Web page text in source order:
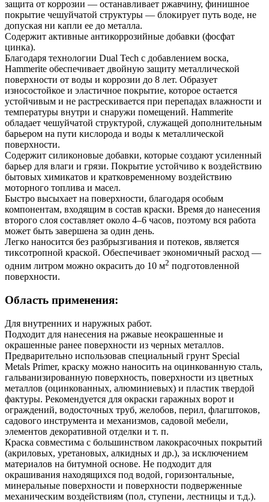
белая
защита от коррозии — останавливает ржавчину, финишное
покрытие чешуйчатой структуры — блокирует путь воде, не
допуская ни капли ее до металла.
Содержит активные антикоррозийные добавки (фосфат
цинка).
Благодаря технологии Dual Tech c добавлением воска,
Hammerite обеспечивает двойную защиту металлической
поверхности от воды и коррозии до 8 лет. Образует
износостойкое и эластичное покрытие, которое остается
устойчивым и не растрескивается при перепадах влажности и
температуры внутри и снаружи помещений. Hammerite
обладает чешуйчатой структурой, служащей дополнительным
барьером на пути кислорода и воды к металлической
поверхности.
Содержит силиконовые добавки, которые создают усиленный
барьер для влаги и грязи. Покрытие устойчиво к воздействию
бытовых химикатов и кратковременному воздействию
моторного топлива и масел.
Быстро высыхает на поверхности, благодаря особым
компонентам, входящим в состав краски. Время до нанесения
второго слоя составляет около 4–6 часов, поэтому вся работа
может быть завершена за один день.
Легко наносится без разбрызгивания и потеков, является
тиксотропной краской. Обеспечивает экономичный расход —
одним литром можно окрасить до 10 м2 подготовленной
поверхности.
Область применения:
Для внутренних и наружных работ.
Подходит для нанесения на ржавые неокрашенные и
окрашенные ранее поверхности из черных металлов.
Предварительно использовав специальный грунт Special
Metals Primer, краску можно наносить на оцинкованную сталь,
гальванизированную поверхность, поверхности из цветных
металлов (оцинкованных, алюминиевых) и пластик твердой
фактуры. Рекомендуется для окраски гаражных ворот и
ограждений, водосточных труб, желобов, перил, флагштоков,
садового инструмента и механизмов, садовой мебели,
элементов декоративной отделки и т. п.
Краска совместима с большинством лакокрасочных покрытий
(акриловых, уретановых, алкидных и др.), за исключением
материалов на битумной основе. Не подходит для
окрашивания находящихся под водой, горизонтальные,
минеральные поверхности и поверхности подверженные
механическим воздействиям (пол, ступени, лестницы и т.д.).